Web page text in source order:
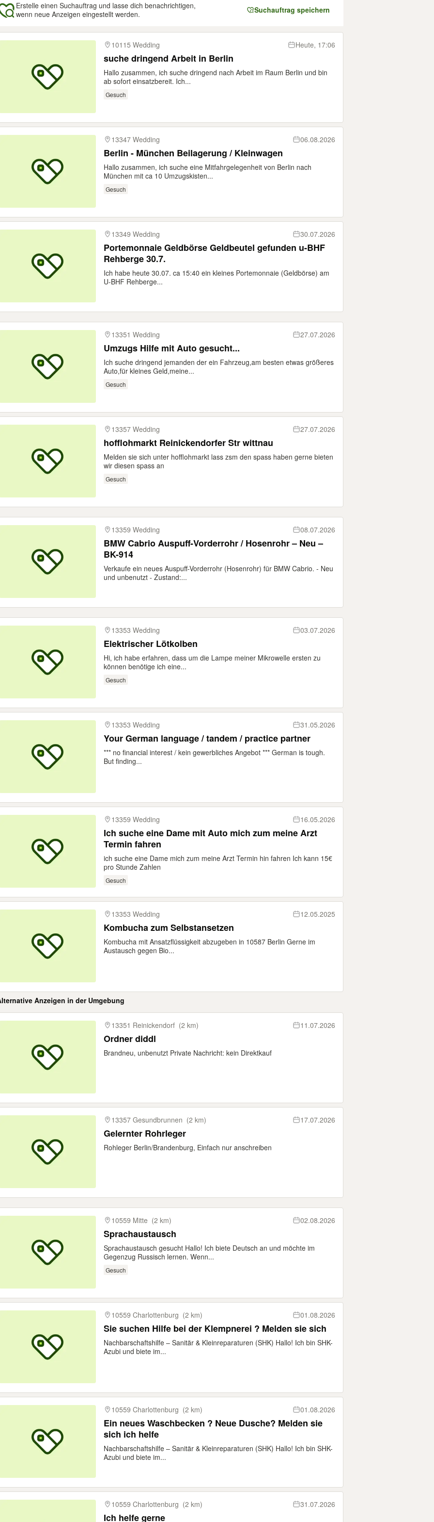
Erstelle einen Suchauftrag und lasse dich benachrichtigen,
wenn neue Anzeigen eingestellt werden.
Suchauftrag speichern
10115 Wedding
Heute, 17:06
suche dringend Arbeit in Berlin
Hallo zusammen, ich suche dringend nach Arbeit im Raum Berlin und bin
ab sofort einsatzbereit. Ich...
Gesuch
13347 Wedding 06.08.2026
Berlin - München Beilagerung / Kleinwagen
Hallo zusammen, ich suche eine Mitfahrgelegenheit von Berlin nach
München mit ca 10 Umzugskisten...
Gesuch
13349 Wedding 30.07.2026
Portemonnaie Geldbörse Geldbeutel gefunden u-BHF
Rehberge 30.7.
Ich habe heute 30.07. ca 15:40 ein kleines Portemonnaie (Geldbörse) am
U-BHF Rehberge...
13351 Wedding 27.07.2026
Umzugs Hilfe mit Auto gesucht...
Ich suche dringend jemanden der ein Fahrzeug,am besten etwas größeres
Auto,für kleines Geld,meine...
Gesuch
13357 Wedding 27.07.2026
hofflohmarkt Reinickendorfer Str wittnau
Melden sie sich unter hofflohmarkt lass zsm den spass haben gerne bieten
wir diesen spass an
Gesuch
13359 Wedding 08.07.2026
BMW Cabrio Auspuff-Vorderrohr / Hosenrohr – Neu –
BK-914
Verkaufe ein neues Auspuff-Vorderrohr (Hosenrohr) für BMW Cabrio. - Neu
und unbenutzt - Zustand:...
13353 Wedding 03.07.2026
Elektrischer Lötkolben
Hi, ich habe erfahren, dass um die Lampe meiner Mikrowelle ersten zu
können benötige ich eine...
Gesuch
13353 Wedding 31.05.2026
Your German language / tandem / practice partner
*** no financial interest / kein gewerbliches Angebot *** German is tough.
But finding...
13359 Wedding 16.05.2026
Ich suche eine Dame mit Auto mich zum meine Arzt
Termin fahren
ich suche eine Dame mich zum meine Arzt Termin hin fahren Ich kann 15€
pro Stunde Zahlen
Gesuch
13353 Wedding 12.05.2025
Kombucha zum Selbstansetzen
Kombucha mit Ansatzflüssigkeit abzugeben in 10587 Berlin Gerne im
Austausch gegen Bio...
Anzeigen in der Umgebung
13351 Reinickendorf (2 km) 11.07.2026
Ordner diddl
Brandneu, unbenutzt Private Nachricht: kein Direktkauf
13357 Gesundbrunnen (2 km) 17.07.2026
Gelernter Rohrleger
Rohleger Berlin/Brandenburg, Einfach nur anschreiben
10559 Mitte (2 km) 02.08.2026
Sprachaustausch
Sprachaustausch gesucht Hallo! Ich biete Deutsch an und möchte im
Gegenzug Russisch lernen. Wenn...
Gesuch
10559 Charlottenburg (2 km) 01.08.2026
Sie suchen Hilfe bei der Klempnerei ? Melden sie sich
Nachbarschaftshilfe – Sanitär & Kleinreparaturen (SHK) Hallo! Ich bin SHK-
Azubi und biete im...
10559 Charlottenburg (2 km) 01.08.2026
Ein neues Waschbecken ? Neue Dusche? Melden sie
sich ich helfe
Nachbarschaftshilfe – Sanitär & Kleinreparaturen (SHK) Hallo! Ich bin SHK-
Azubi und biete im...
10559 Charlottenburg (2 km) 31.07.2026
Ich helfe gerne